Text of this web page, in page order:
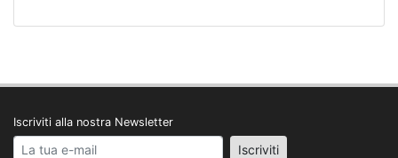
Iscriviti alla nostra Newsletter
Your email address Iscriviti